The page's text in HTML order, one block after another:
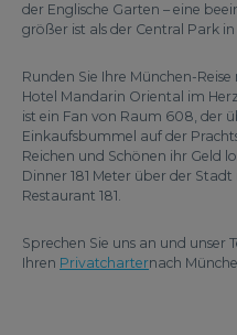
der Englische Garten – eine
größer ist als der Central Park in
Runden Sie Ihre München-
Hotel Mandarin Oriental im
ist ein Fan von Raum 608, der
Einkaufsbummel auf der
Reichen und Schönen ihr Geld
Dinner 181 Meter über der
Restaurant 181.
Sprechen Sie uns an und unser
Ihren Privatcharternach